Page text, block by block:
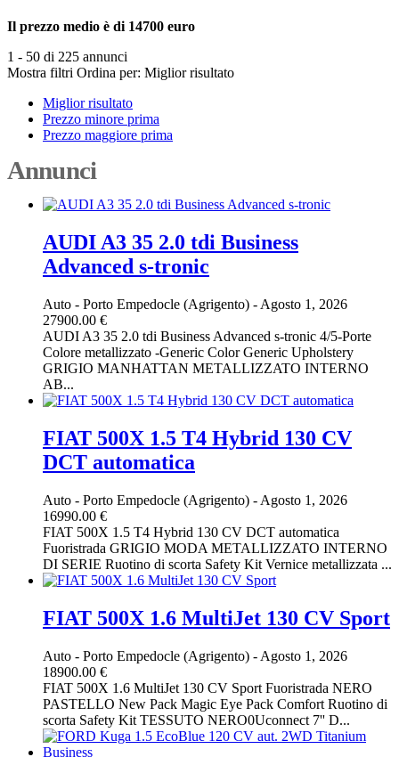
Il prezzo medio è di 14700 euro
1 - 50 di 225 annunci
Mostra filtri Ordina per: Miglior risultato
Miglior risultato
Prezzo minore prima
Prezzo maggiore prima
Annunci
AUDI A3 35 2.0 tdi Business
Advanced s-tronic
Auto - Porto Empedocle (Agrigento) - Agosto 1, 2026
27900.00 €
AUDI A3 35 2.0 tdi Business Advanced s-tronic 4/5-Porte
Colore metallizzato -Generic Color Generic Upholstery
GRIGIO MANHATTAN METALLIZZATO INTERNO
AB...
FIAT 500X 1.5 T4 Hybrid 130 CV
DCT automatica
Auto - Porto Empedocle (Agrigento) - Agosto 1, 2026
16990.00 €
FIAT 500X 1.5 T4 Hybrid 130 CV DCT automatica
Fuoristrada GRIGIO MODA METALLIZZATO INTERNO
DI SERIE Ruotino di scorta Safety Kit Vernice metallizzata ...
FIAT 500X 1.6 MultiJet 130 CV Sport
Auto - Porto Empedocle (Agrigento) - Agosto 1, 2026
18900.00 €
FIAT 500X 1.6 MultiJet 130 CV Sport Fuoristrada NERO
PASTELLO New Pack Magic Eye Pack Comfort Ruotino di
scorta Safety Kit TESSUTO NERO0Uconnect 7'' D...